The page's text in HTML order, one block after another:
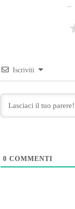
Iscriviti
0 COMMENTI